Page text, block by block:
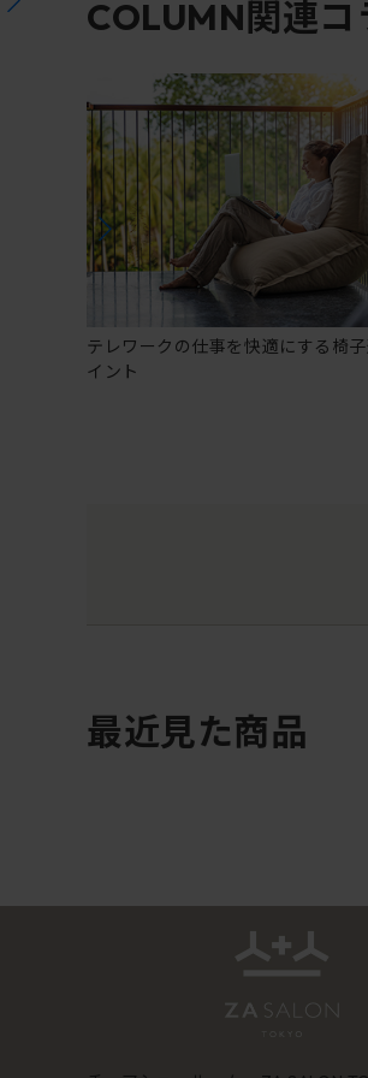
COLUMN関連コ
テレワークの仕事を快適にする椅
イント
最近見た商品